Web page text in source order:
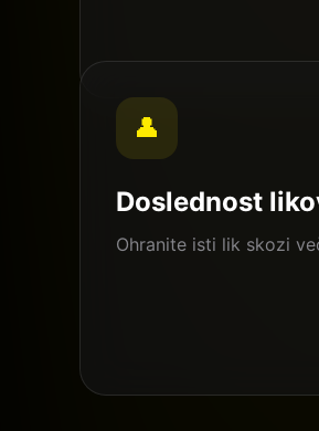
👤
Doslednost
Ohranite isti lik skozi